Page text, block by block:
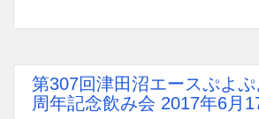
第307回津田沼エースぷよ
周年記念飲み会 2017年6月